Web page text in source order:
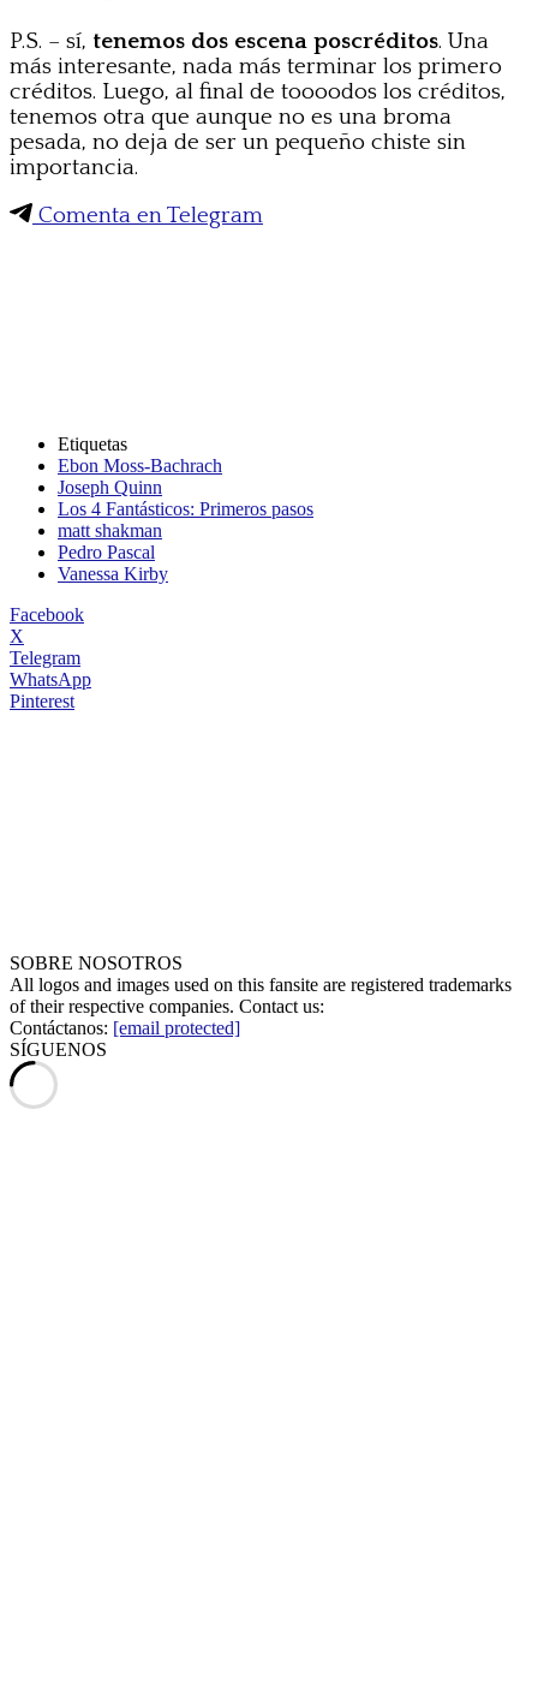
P.S. – sí, tenemos dos escena poscréditos. Una
más interesante, nada más terminar los primero
créditos. Luego, al final de toooodos los créditos,
tenemos otra que aunque no es una broma
pesada, no deja de ser un pequeño chiste sin
importancia.
Comenta en Telegram
Etiquetas
Ebon Moss-Bachrach
Joseph Quinn
Los 4 Fantásticos: Primeros pasos
matt shakman
Pedro Pascal
Vanessa Kirby
Facebook
X
Telegram
WhatsApp
Pinterest
SOBRE NOSOTROS
All logos and images used on this fansite are registered trademarks
of their respective companies. Contact us:
Contáctanos: [email protected]
SÍGUENOS